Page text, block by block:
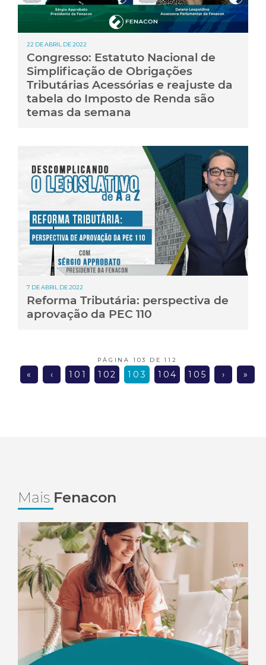
22 DE ABRIL DE 2022
Congresso: Estatuto Nacional de
Simplificação de Obrigações
Tributárias Acessórias e reajuste da
tabela do Imposto de Renda são
temas da semana
7 DE ABRIL DE 2022
Reforma Tributária: perspectiva de
aprovação da PEC 110
PÁGINA 103 DE 112
« ‹ 101 102 103 104 105 › »
Mais Fenacon